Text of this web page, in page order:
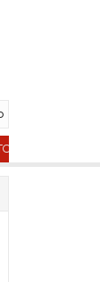
Jl. Sidosermo II /